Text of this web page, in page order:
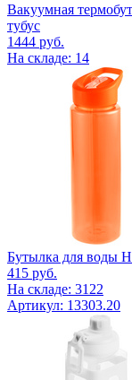
Вакуумная
тубус
1444 руб.
На складе: 14
Бутылка для воды
415 руб.
На складе: 3122
Артикул: 13303.20